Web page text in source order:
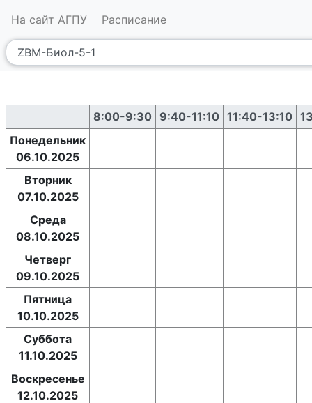
На сайт АГПУ Расписание
8:00-9:30 9:40-11:10 11:40-13:10
Понедельник
06.10.2025
Вторник
07.10.2025
Среда
08.10.2025
Четверг
09.10.2025
Пятница
10.10.2025
Суббота
11.10.2025
Воскресенье
12.10.2025